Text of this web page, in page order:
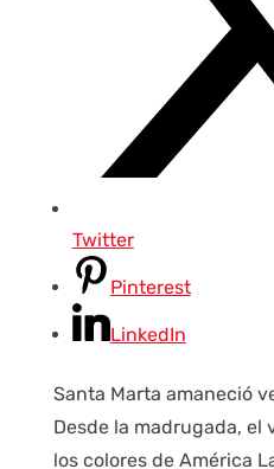
Twitter
Pinterest
LinkedIn
Santa Marta amaneció
Desde la madrugada, el
los colores de América